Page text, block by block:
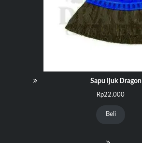
Sapu Ijuk Dragon
Rp22.000
Beli